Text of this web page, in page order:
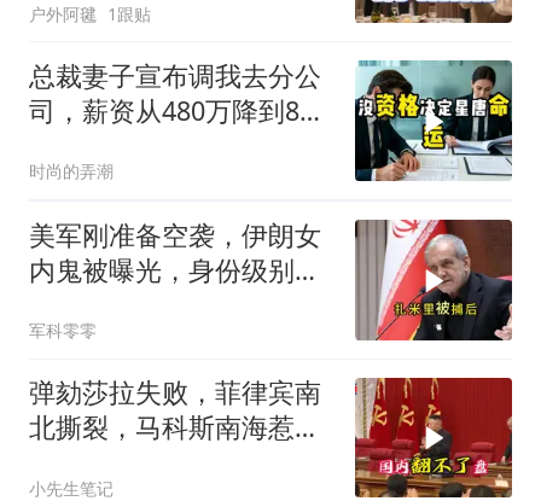
夫全家10人被新户主请出
家门
户外阿毽 1跟贴
总裁妻子宣布调我去分公
司，薪资从480万降到8
时尚的弄潮
美军刚准备空袭，伊朗女
内鬼被曝光，身份级别很
军科零零
弹劾莎拉失败，菲律宾南
北撕裂，马科斯南海惹
小先生笔记